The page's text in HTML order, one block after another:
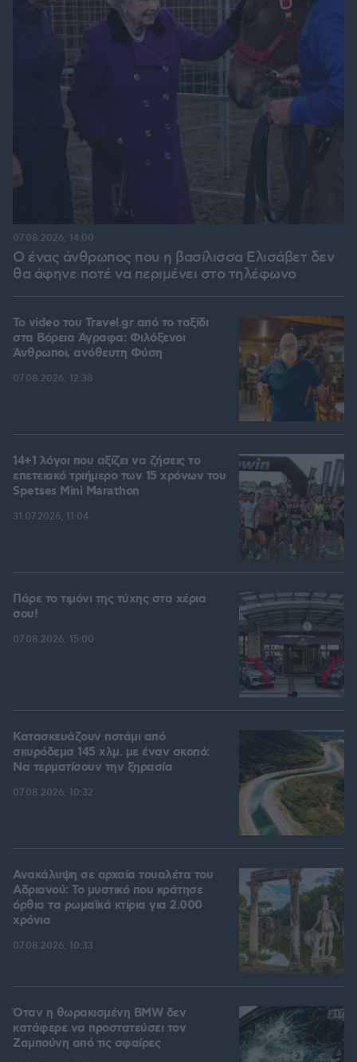
Ο ένας άνθρωπος που η βασίλισσα Ελισάβετ δεν
θα άφηνε ποτέ να περιμένει στο τηλέφωνο
07.08.2026, 14:00
To video του Travel.gr από το ταξίδι
στα Βόρεια Άγραφα: Φιλόξενοι
Άνθρωποι, ανόθευτη Φύση
07.08.2026, 12:38
14+1 λόγοι που αξίζει να ζήσεις το
επετειακό τριήμερο των 15 χρόνων του
Spetses Mini Marathon
31.07.2026, 11:04
Πάρε το τιμόνι της τύχης στα χέρια
σου!
07.08.2026, 15:00
Κατασκευάζουν ποτάμι από
σκυρόδεμα 145 χλμ. με έναν σκοπό:
Να τερματίσουν την ξηρασία
07.08.2026, 10:32
Ανακάλυψη σε αρχαία τουαλέτα του
Αδριανού: Το μυστικό που κράτησε
όρθια τα ρωμαϊκά κτίρια για 2.000
χρόνια
07.08.2026, 10:33
Όταν η θωρακισμένη BMW δεν
κατάφερε να προστατεύσει τον
Ζαμπούνη από τις σφαίρες